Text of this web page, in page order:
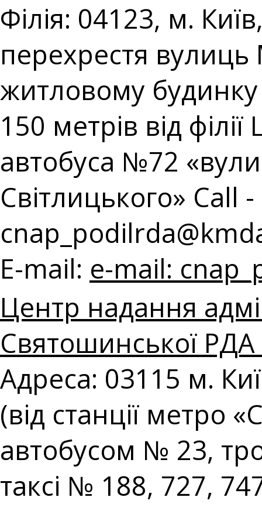
Філія: 04123, м.
перехрестя
житловому будинку
150 метрів від
автобуса №72
Світлицького» Call
E-mail: e-mail:
Центр надання
Святошинської РДА
Адреса: 03115 м.
(від станції метро
автобусом № 23,
таксі № 188, 727,